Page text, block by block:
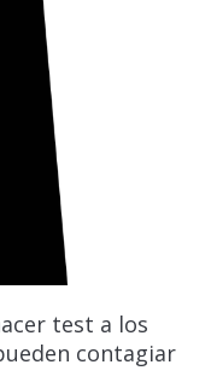
test a los
contagiar